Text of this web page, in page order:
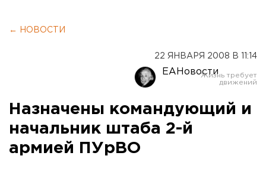
← НОВОСТИ
22 ЯНВАРЯ 2008 В 11:14
ЕАНовости
Назначены командующий и
начальник штаба 2-й
армией ПУрВО